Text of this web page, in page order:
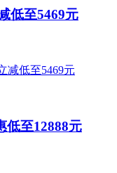
低至5469元
低至12888元